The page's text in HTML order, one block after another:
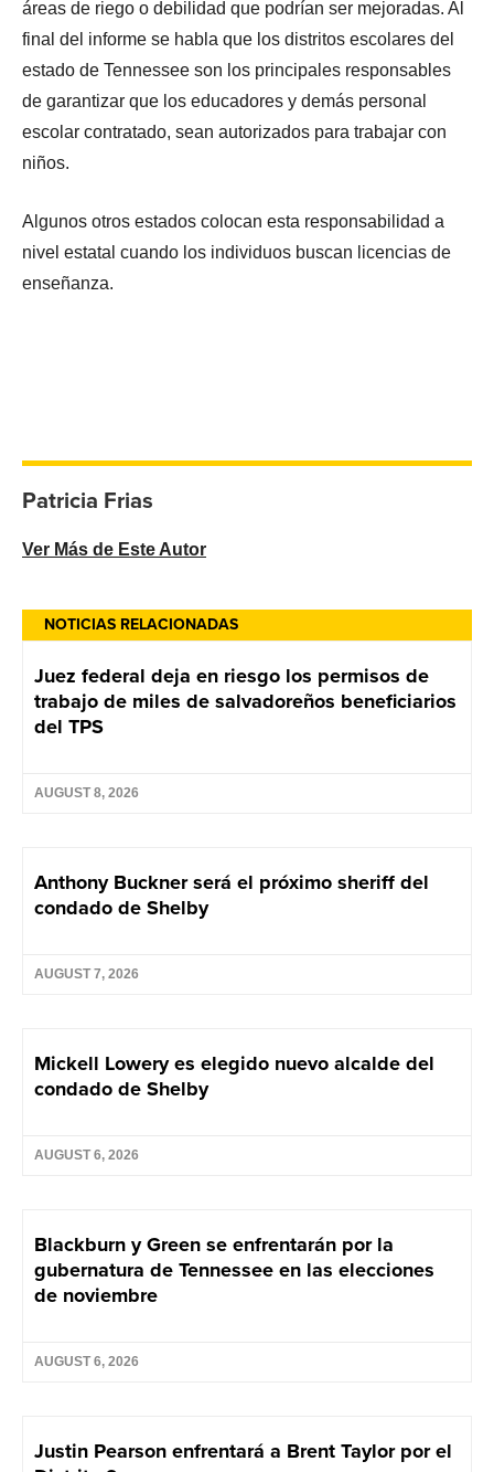
NOTICIAS RELACIONADAS
Juez federal deja en riesgo los permisos de
trabajo de miles de salvadoreños beneficiarios
del TPS
AUGUST 8, 2026
Anthony Buckner será el próximo sheriff del
condado de Shelby
AUGUST 7, 2026
Mickell Lowery es elegido nuevo alcalde del
condado de Shelby
AUGUST 6, 2026
Blackburn y Green se enfrentarán por la
gubernatura de Tennessee en las elecciones
de noviembre
AUGUST 6, 2026
Justin Pearson enfrentará a Brent Taylor por el
áreas de riego o debilidad que podrían ser mejoradas. Al
final del informe se habla que los distritos escolares del
estado de Tennessee son los principales responsables
de garantizar que los educadores y demás personal
escolar contratado, sean autorizados para trabajar con
niños.
Algunos otros estados colocan esta responsabilidad a
nivel estatal cuando los individuos buscan licencias de
enseñanza.
Patricia Frias
Ver Más de Este Autor